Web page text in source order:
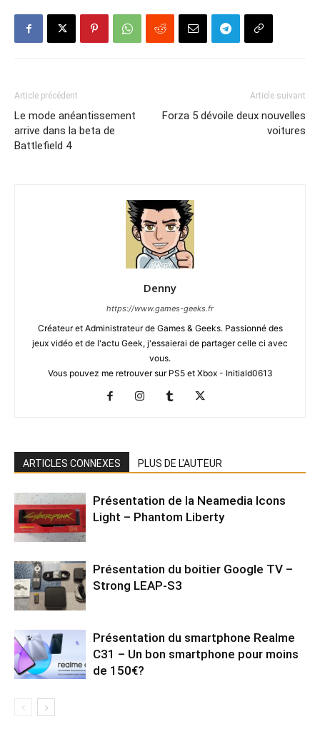
Article précédent
Le mode anéantissement
arrive dans la beta de
Battlefield 4
Article suivant
Forza 5 dévoile deux nouvelles
voitures
Denny
https://www.games-geeks.fr
Créateur et Administrateur de Games & Geeks. Passionné des
jeux vidéo et de l'actu Geek, j'essaierai de partager celle ci avec
vous.
Vous pouvez me retrouver sur PS5 et Xbox - Initiald0613
ARTICLES CONNEXES PLUS DE L'AUTEUR
Présentation de la Neamedia Icons
Light – Phantom Liberty
Présentation du boitier Google TV –
Strong LEAP-S3
Présentation du smartphone Realme
C31 – Un bon smartphone pour moins
de 150€?